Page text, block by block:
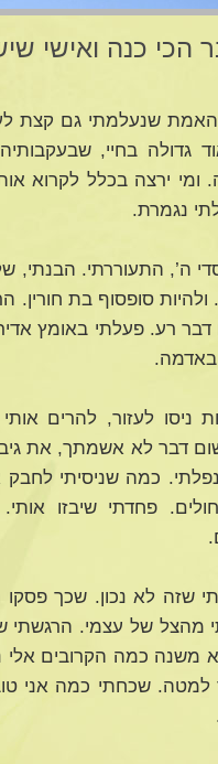
הכי כנה ואישי
שנעלמתי גם קצת
גדולה בחיי,
ומי ירצה בכלל לקרוא
נגמרת.
ה’, התעוררתי. הבנתי,
סופסוף בת חורין.
דבר רע. פעלתי באומץ
באדמה.
לעזור, להרים
דבר לא אשמתך, את
כמה שניסיתי
פחדתי שיבזו
שזה לא נכון. שכך פסקו
של עצמי. הרגשתי
משנה כמה הקרובים אלי
למטה. שכחתי כמה אני